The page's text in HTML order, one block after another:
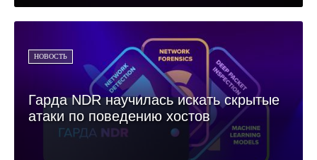
НОВОСТЬ
Гарда NDR научилась искать скрытые
атаки по поведению хостов